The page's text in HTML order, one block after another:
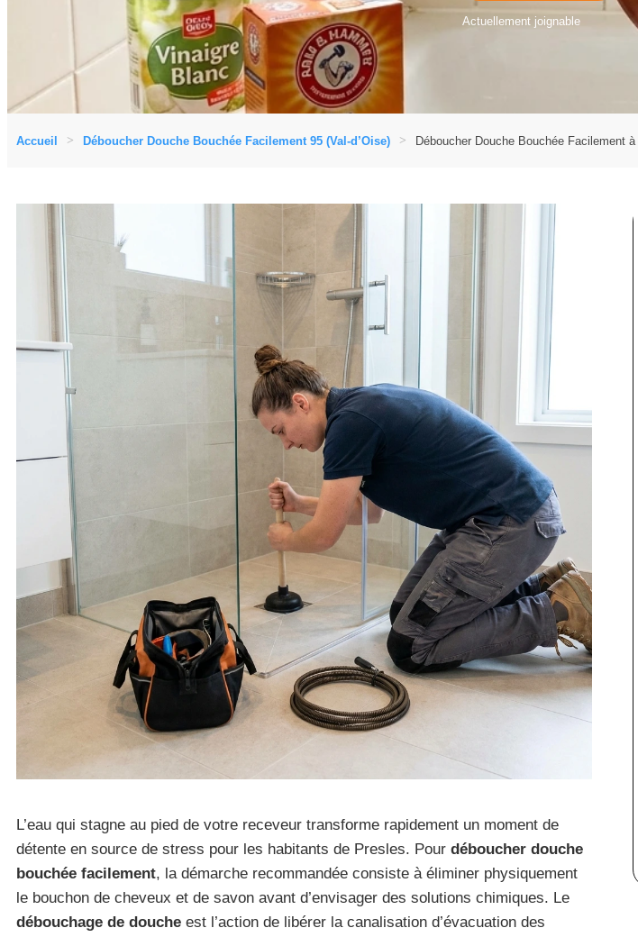
Actuellement joignable
Accueil Déboucher Douche Bouchée Facilement 95 (Val-d’Oise) Déboucher Douche Bouchée Facilement
L’eau qui stagne au pied de votre receveur transforme rapidement un moment de
détente en source de stress pour les habitants de Presles. Pour déboucher douche
bouchée facilement, la démarche recommandée consiste à éliminer physiquement
le bouchon de cheveux et de savon avant d’envisager des solutions chimiques. Le
débouchage de douche est l’action de libérer la canalisation d’évacuation des